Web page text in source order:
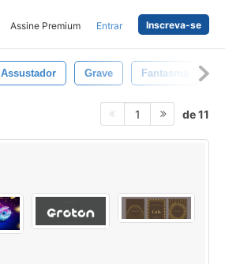
Assine Premium Entrar Inscreva-se
Assustador Grave Fantasma
1 de 11